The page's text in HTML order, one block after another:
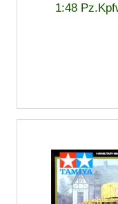
1:48